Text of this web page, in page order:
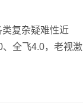
复杂疑难性近
全飞4.0，老视激